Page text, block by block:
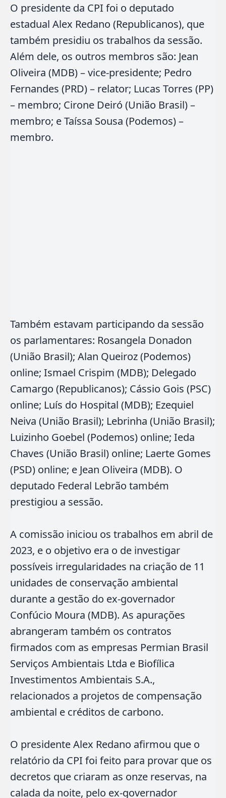
O presidente da CPI foi o deputado
estadual Alex Redano (Republicanos), que
também presidiu os trabalhos da sessão.
Além dele, os outros membros são: Jean
Oliveira (MDB) – vice-presidente; Pedro
Fernandes (PRD) – relator; Lucas Torres (PP)
– membro; Cirone Deiró (União Brasil) –
membro; e Taíssa Sousa (Podemos) –
membro.
Também estavam participando da sessão
os parlamentares: Rosangela Donadon
(União Brasil); Alan Queiroz (Podemos)
online; Ismael Crispim (MDB); Delegado
Camargo (Republicanos); Cássio Gois (PSC)
online; Luís do Hospital (MDB); Ezequiel
Neiva (União Brasil); Lebrinha (União Brasil);
Luizinho Goebel (Podemos) online; Ieda
Chaves (União Brasil) online; Laerte Gomes
(PSD) online; e Jean Oliveira (MDB). O
deputado Federal Lebrão também
prestigiou a sessão.
A comissão iniciou os trabalhos em abril de
2023, e o objetivo era o de investigar
possíveis irregularidades na criação de 11
unidades de conservação ambiental
durante a gestão do ex-governador
Confúcio Moura (MDB). As apurações
abrangeram também os contratos
firmados com as empresas Permian Brasil
Serviços Ambientais Ltda e Biofílica
Investimentos Ambientais S.A.,
relacionados a projetos de compensação
ambiental e créditos de carbono.
O presidente Alex Redano afirmou que o
relatório da CPI foi feito para provar que os
decretos que criaram as onze reservas, na
calada da noite, pelo ex-governador